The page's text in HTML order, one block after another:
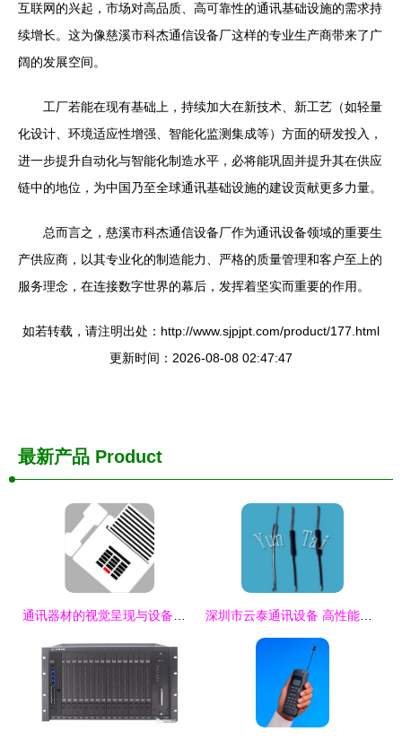
互联网的兴起，市场对高品质、高可靠性的通讯基础设施的需求持
续增长。这为像慈溪市科杰通信设备厂这样的专业生产商带来了广
阔的发展空间。
工厂若能在现有基础上，持续加大在新技术、新工艺（如轻量
化设计、环境适应性增强、智能化监测集成等）方面的研发投入，
进一步提升自动化与智能化制造水平，必将能巩固并提升其在供应
链中的地位，为中国乃至全球通讯基础设施的建设贡献更多力量。
总而言之，慈溪市科杰通信设备厂作为通讯设备领域的重要生
产供应商，以其专业化的制造能力、严格的质量管理和客户至上的
服务理念，在连接数字世界的幕后，发挥着坚实而重要的作用。
如若转载，请注明出处：http://www.sjpjpt.com/product/177.html
更新时间：2026-08-08 02:47:47
最新产品 Product